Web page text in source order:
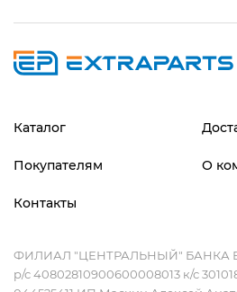
Каталог
Покупателям О
Контакты
ФИЛИАЛ "ЦЕНТРАЛЬНЫЙ" БАНКА
р/с 40802810900600008013 к/с